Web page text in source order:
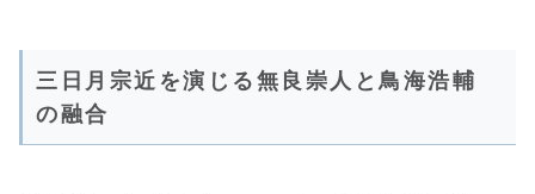
三日月宗近を演じる無良崇人と鳥海浩輔
の融合